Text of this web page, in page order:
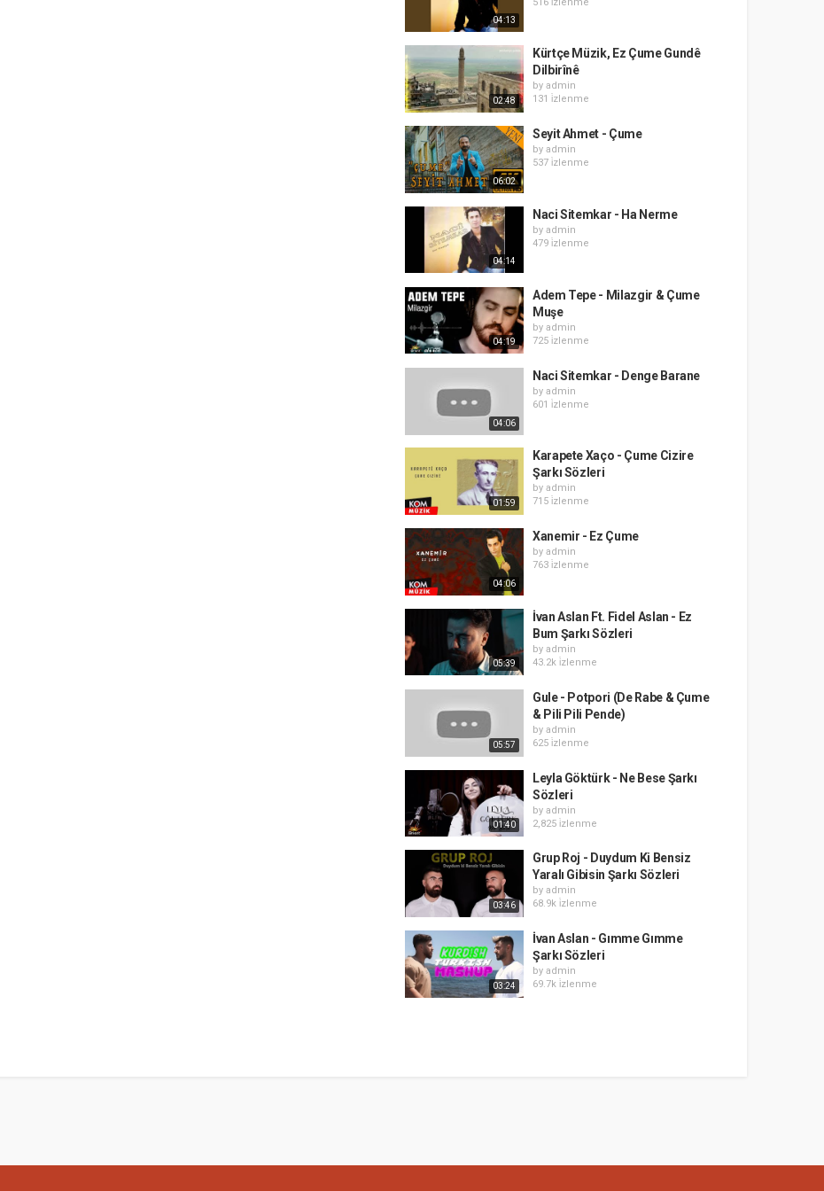
04:13
02:48
Kürtçe Müzik, Ez Çume Gundê
Dilbirînê
by admin
131 i̇zlenme
06:02
Seyit Ahmet - Çume
by admin
537 i̇zlenme
04:14
Naci Sitemkar - Ha Nerme
by admin
479 i̇zlenme
04:19
Adem Tepe - Milazgir & Çume
Muşe
by admin
725 i̇zlenme
04:06
Naci Sitemkar - Denge Barane
by admin
601 i̇zlenme
01:59
Karapete Xaço - Çume Cizire
Şarkı Sözleri
by admin
715 i̇zlenme
04:06
Xanemir - Ez Çume
by admin
763 i̇zlenme
05:39
İvan Aslan Ft. Fidel Aslan - Ez
Bum Şarkı Sözleri
by admin
43.2k i̇zlenme
05:57
Gule - Potpori (De Rabe & Çume
& Pili Pili Pende)
by admin
625 i̇zlenme
01:40
Leyla Göktürk - Ne Bese Şarkı
Sözleri
by admin
2,825 i̇zlenme
03:46
Grup Roj - Duydum Ki Bensiz
Yaralı Gibisin Şarkı Sözleri
by admin
68.9k i̇zlenme
03:24
İvan Aslan - Gımme Gımme
Şarkı Sözleri
by admin
69.7k i̇zlenme